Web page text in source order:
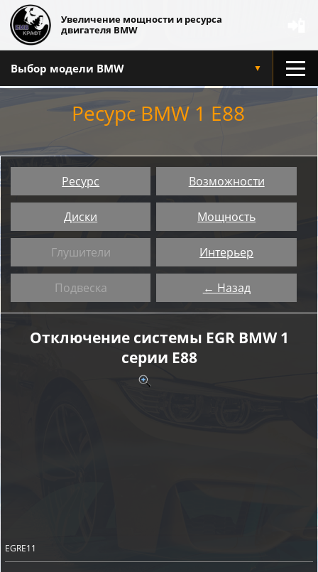
Увеличение мощности и ресурса
двигателя BMW
Выбор модели BMW ▼
Ресурс BMW 1 E88
Ресурс Возможности
Диски Мощность
Глушители Интерьер
Подвеска ← Назад
Отключение системы EGR BMW 1
серии E88
EGRE11